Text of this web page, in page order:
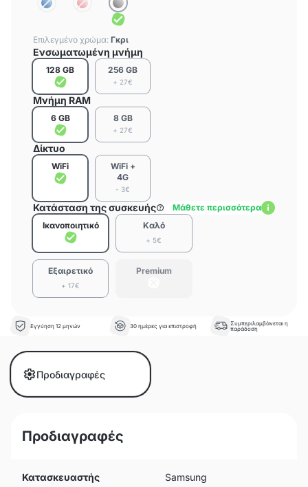
Επιλεγμένο χρώμα: Γκρι
Ενσωματωμένη μνήμη
128 GB 256 GB
+ 27€
Μνήμη RAM
6 GB 8 GB
+ 27€
Δίκτυο
WiFi
WiFi +
4G
- 3€
Κατάσταση της συσκευής
Μάθετε περισσότερα
Ικανοποιητικό
Καλό
+ 5€
Εξαιρετικό
+ 17€
Premium
Εγγύηση 12 μηνών 30 ημέρες για επιστροφή
Συμπεριλαμβάνεται η
παράδοση
Προδιαγραφές
Προδιαγραφές
Κατασκευαστής Samsung